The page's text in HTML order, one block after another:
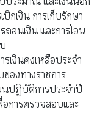
กเงิน การเก็บรักษา
ถอนเงิน และการโอน
เงินคงเหลือประจำ
องทางราชการ
นปฏิบัติการประจำปี
อการตรวจสอบและ